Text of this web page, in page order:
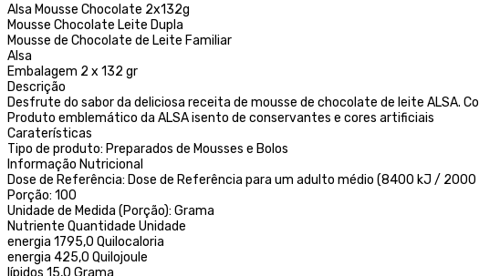
Alsa Mousse Chocolate 2x132g
Mousse Chocolate Leite Dupla
Mousse de Chocolate de Leite Familiar
Alsa
Embalagem 2 x 132 gr
Descrição
Desfrute do sabor da deliciosa receita de mousse de chocolate de leite ALSA.
Produto emblemático da ALSA isento de conservantes e cores artificiais
Caraterísticas
Tipo de produto: Preparados de Mousses e Bolos
Informação Nutricional
Dose de Referência: Dose de Referência para um adulto médio (8400 kJ / 2000
Porção: 100
Unidade de Medida (Porção): Grama
Nutriente Quantidade Unidade
energia 1795,0 Quilocaloria
energia 425,0 Quilojoule
lípidos 15,0 Grama